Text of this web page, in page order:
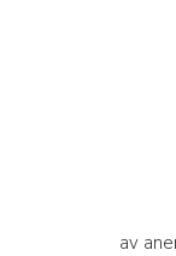
av